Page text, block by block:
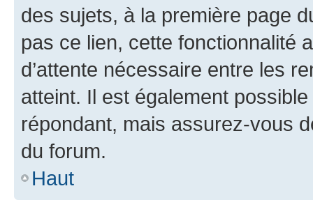
des sujets, à la première page
pas ce lien, cette fonctionnalité
d’attente nécessaire entre les
atteint. Il est également
répondant, mais assurez-vous
du forum.
Haut